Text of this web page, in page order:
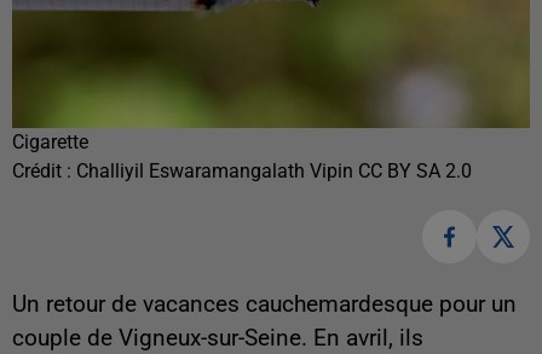
Cigarette
Crédit : Challiyil Eswaramangalath Vipin CC BY SA 2.0
Un retour de vacances cauchemardesque pour un
couple de Vigneux-sur-Seine. En avril, ils